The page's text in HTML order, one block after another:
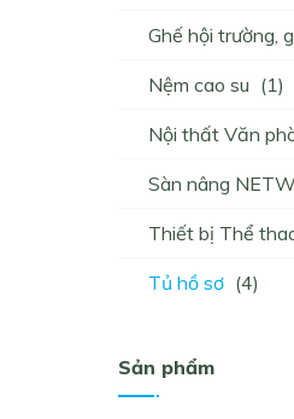
Ghế hội trường,
Nệm cao su (1)
Nội thất Văn
Sàn nâng
Thiết bị Thể
Tủ hồ sơ (4)
Sản phẩm